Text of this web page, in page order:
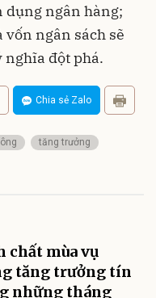
ngân hàng;
ngân sách sẽ
nghĩa đột phá.
Chia sẻ Zalo
tăng trưởng
chất mùa vụ
tăng trưởng tín
những tháng